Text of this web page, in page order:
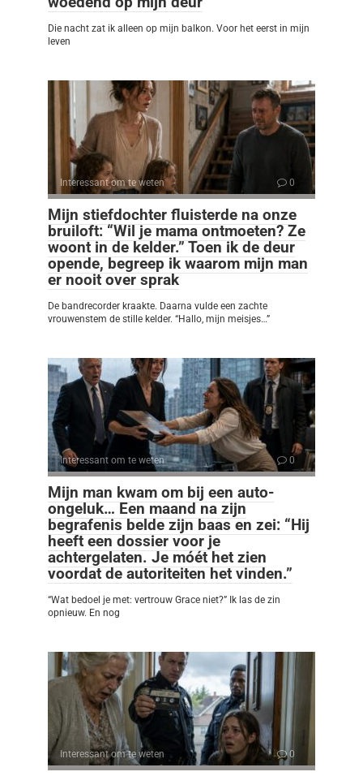
Die nacht zat ik alleen op mijn balkon. Voor het eerst in mijn
leven
Interessant om te weten 0
Mijn stiefdochter fluisterde na onze
bruiloft: “Wil je mama ontmoeten? Ze
woont in de kelder.” Toen ik de deur
opende, begreep ik waarom mijn man
er nooit over sprak
De bandrecorder kraakte. Daarna vulde een zachte
vrouwenstem de stille kelder. “Hallo, mijn meisjes…”
Interessant om te weten 0
Mijn man kwam om bij een auto-
ongeluk… Een maand na zijn
begrafenis belde zijn baas en zei: “Hij
heeft een dossier voor je
achtergelaten. Je móét het zien
voordat de autoriteiten het vinden.”
“Wat bedoel je met: vertrouw Grace niet?” Ik las de zin
opnieuw. En nog
Interessant om te weten 0